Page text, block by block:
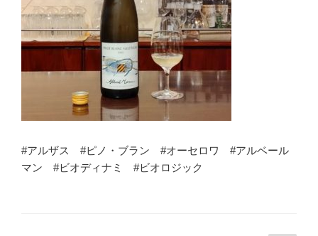
#アルザス #ピノ・ブラン #オーセロワ #アルベール
マン #ビオディナミ #ビオロジック